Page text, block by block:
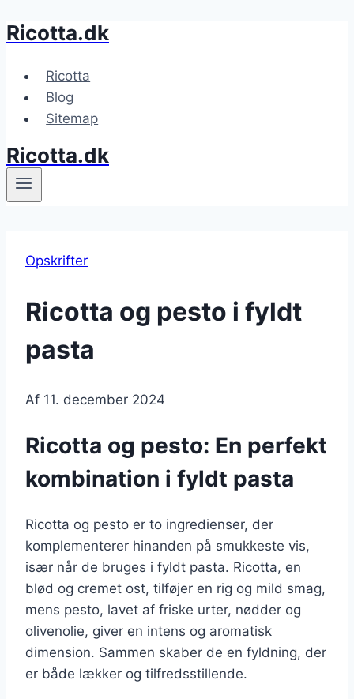
Fortsæt
indhold
Ricotta.dk
Ricotta
Blog
Sitemap
Ricotta.dk
Opskrifter
Ricotta og pesto i fyldt
pasta
Af 11. december 2024
Ricotta og pesto: En perfekt
kombination i fyldt pasta
Ricotta og pesto er to ingredienser, der
komplementerer hinanden på smukkeste vis,
især når de bruges i fyldt pasta. Ricotta, en
blød og cremet ost, tilføjer en rig og mild smag,
mens pesto, lavet af friske urter, nødder og
olivenolie, giver en intens og aromatisk
dimension. Sammen skaber de en fyldning, der
er både lækker og tilfredsstillende.